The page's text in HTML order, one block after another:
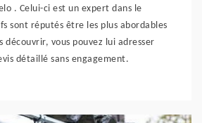
. Celui-ci est un expert dans le
sont réputés être les plus abordables
découvrir, vous pouvez lui adresser
détaillé sans engagement.